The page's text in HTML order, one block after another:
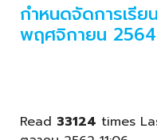
กำหนดจัดการเรี
พฤศจิกายน 2564
Read 33124 times